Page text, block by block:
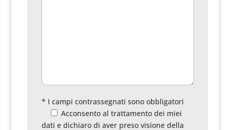
* I campi contrassegnati sono obbligatori
Acconsento al trattamento dei miei
dati e dichiaro di aver preso visione della